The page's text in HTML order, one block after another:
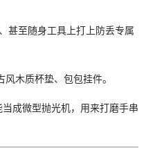
甚至随身工具上打上防丢专属
风木质杯垫、包包挂件。
当成微型抛光机，用来打磨手串